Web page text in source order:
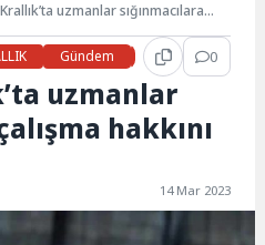
uzmanlar sığınmacılara
Gündem Haberler 0
uzmanlar
hakkını
14 Mar 2023